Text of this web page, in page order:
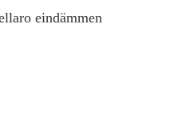
eindämmen